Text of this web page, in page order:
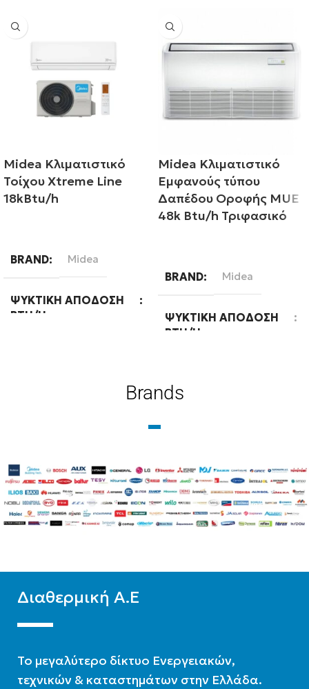
Midea Κλιματιστικό
Τοίχου Xtreme Line
18kBtu/h
BRAND Midea
ΨΥΚΤΙΚΉ ΑΠΌΔΟΣΗ
BTU/H
WIFI Standard
ΧΡΏΜΑ Λευκό
Midea Κλιματιστικό
Εμφανούς τύπου
Δαπέδου Οροφής MUE
48k Btu/h Τριφασικό
BRAND Midea
ΨΥΚΤΙΚΉ ΑΠΌΔΟΣΗ
BTU/H
Brands
Διαθερμική Α.Ε
To μεγαλύτερο δίκτυο Ενεργειακών,
τεχνικών & καταστημάτων στην Ελλάδα.